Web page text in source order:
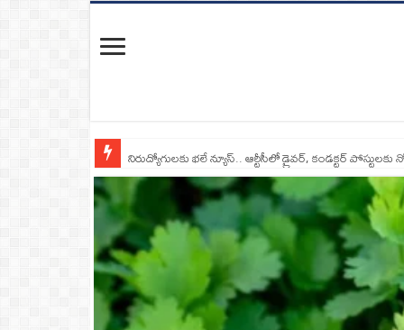
నిరుద్యోగులకు భలే న్యూస్.. ఆర్టీసీలో డ్రైవర్, కండక్టర్‌
రాంగ్ రూట్‌లో దూసుకొచ్చిన మృత్యువు.. టిప్పర్ ఢీకొని ఏడుగురు